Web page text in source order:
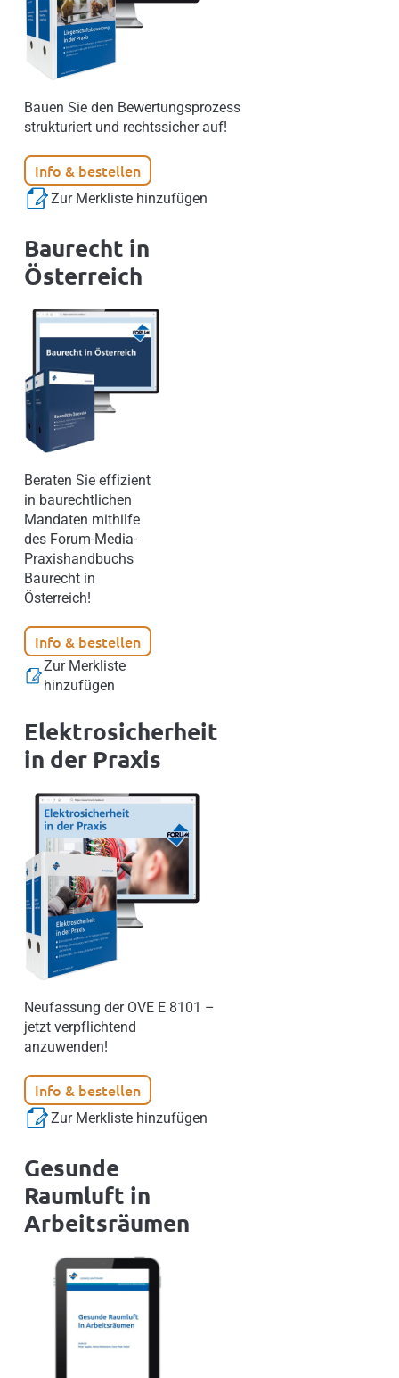
Bauen Sie den Bewertungsprozess
strukturiert und rechtssicher auf!
Info & bestellen
Zur Merkliste hinzufügen
Baurecht in
Österreich
Beraten Sie effizient
in baurechtlichen
Mandaten mithilfe
des Forum-Media-
Praxishandbuchs
Baurecht in
Österreich!
Info & bestellen
Zur Merkliste
hinzufügen
Elektrosicherheit
in der Praxis
Neufassung der OVE E 8101 –
jetzt verpflichtend
anzuwenden!
Info & bestellen
Zur Merkliste hinzufügen
Gesunde
Raumluft in
Arbeitsräumen